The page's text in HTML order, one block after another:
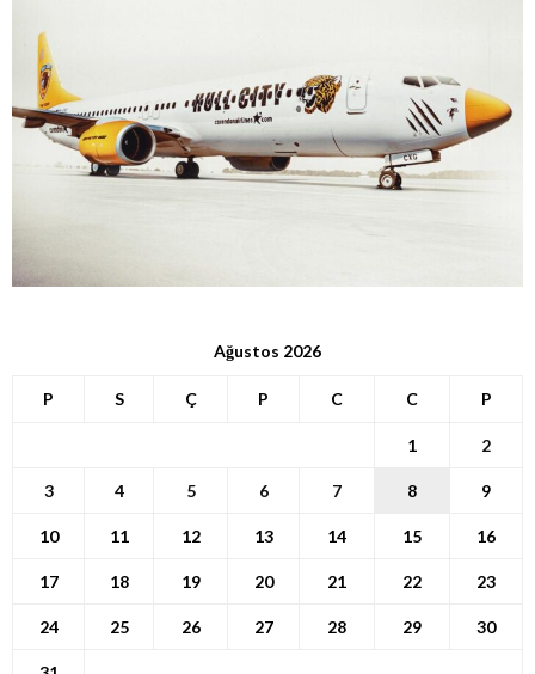
Ağustos 2026
P S Ç P C C P
1 2
3 4 5 6 7 8 9
10 11 12 13 14 15 16
17 18 19 20 21 22 23
24 25 26 27 28 29 30